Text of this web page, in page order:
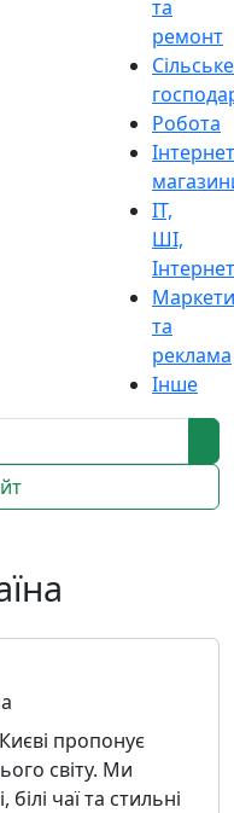
та
ремонт
Сільське
Робота
Інтернет
ІТ,
ШІ,
Інтернет
та
реклама
Інше
пропонує
світу. Ми
чаї та стильні